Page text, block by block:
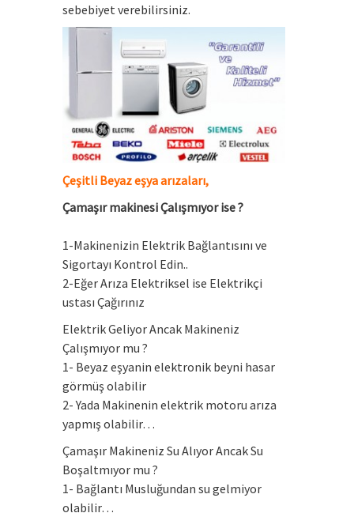
sebebiyet verebilirsiniz.
Çeşitli Beyaz eşya arızaları,
Çamaşır makinesi Çalışmıyor ise ?
1-Makinenizin Elektrik Bağlantısını ve
Sigortayı Kontrol Edin..
2-Eğer Arıza Elektriksel ise Elektrikçi
ustası Çağırınız
Elektrik Geliyor Ancak Makineniz
Çalışmıyor mu ?
1- Beyaz eşyanin elektronik beyni hasar
görmüş olabilir
2- Yada Makinenin elektrik motoru arıza
yapmış olabilir…
Çamaşır Makineniz Su Alıyor Ancak Su
Boşaltmıyor mu ?
1- Bağlantı Musluğundan su gelmiyor
olabilir…